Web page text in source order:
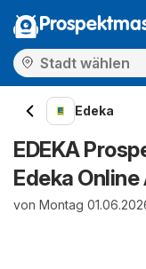
Edeka
EDEKA
Edeka
von Montag